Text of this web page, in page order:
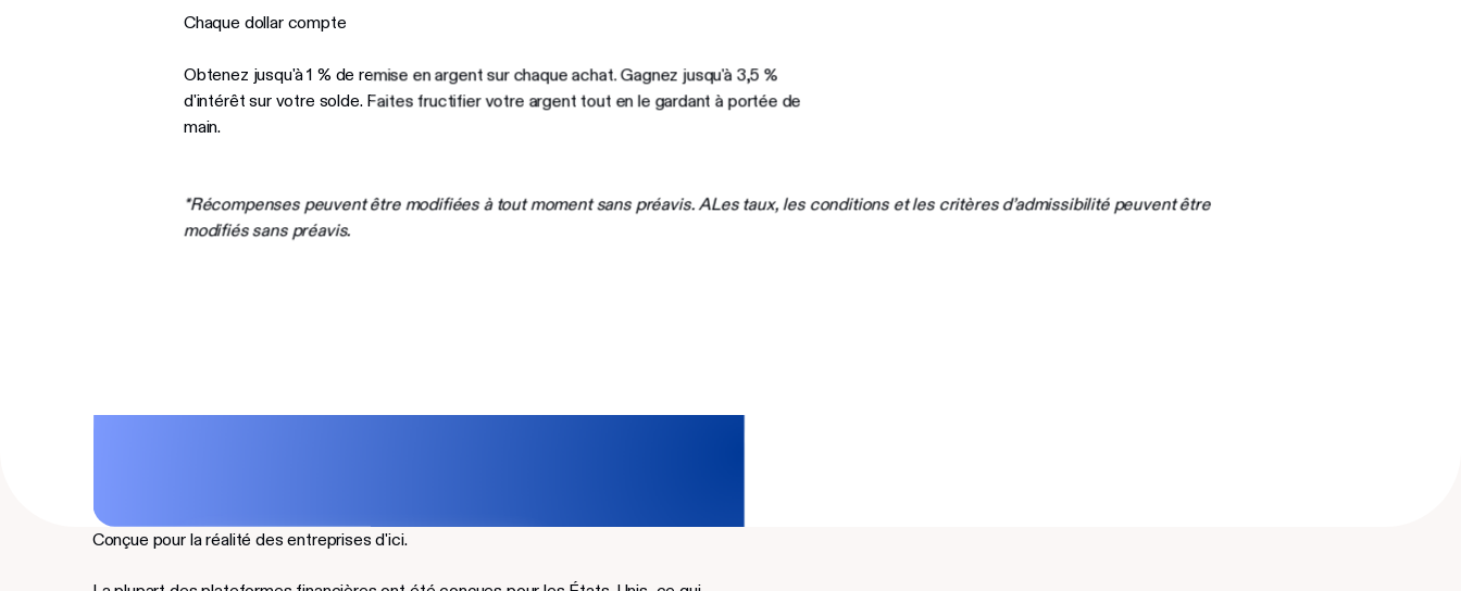
Chaque dollar compte
Obtenez jusqu'à 1 % de remise en argent sur chaque achat. Gagnez jusqu'à 3,5 %
d'intérêt sur votre solde. Faites fructifier votre argent tout en le gardant à portée de
main.
*Récompenses peuvent être modifiées à tout moment sans préavis. ALes taux, les conditions et les critères d’admissibilité peuvent être
modifiés sans préavis.
Conçue pour la réalité des entreprises d'ici.